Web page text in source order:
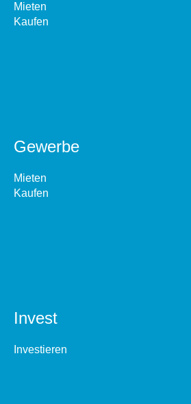
Mieten
Kaufen
Gewerbe
Mieten
Kaufen
Invest
Investieren